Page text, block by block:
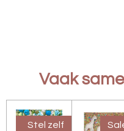
Vaak
Stel zelf